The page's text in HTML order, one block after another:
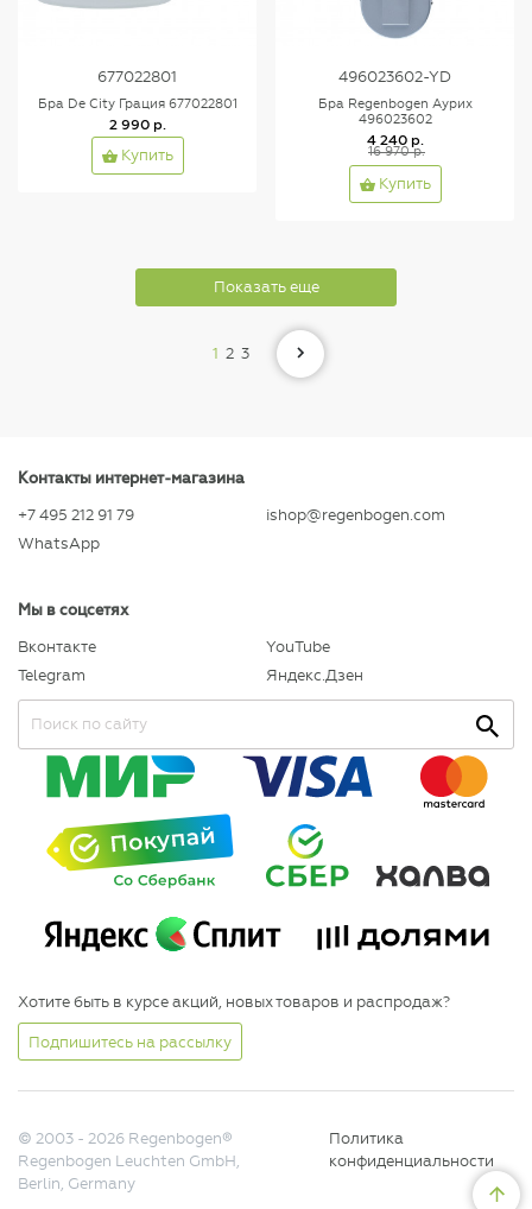
677022801
Бра De City Грация 677022801
2 990 р.
Купить
496023602-YD
Бра Regenbogen Аурих
496023602
4 240 р.
16 970 р.
Купить
Показать еще
1 2 3
Контакты интернет-магазина
+7 495 212 91 79
WhatsApp
ishop@regenbogen.com
Мы в соцсетях
Вконтакте
Telegram
YouTube
Яндекс.Дзен
Хотите быть в курсе акций, новых товаров и распродаж?
Подпишитесь на рассылку
© 2003 - 2026 Regenbogen®
Regenbogen Leuchten GmbH,
Berlin, Germany
Политика
конфиденциальности